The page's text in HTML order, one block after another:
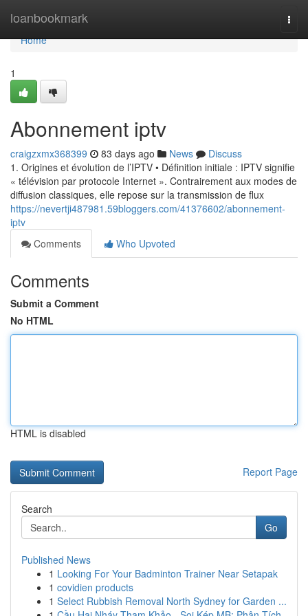
loanbookmark
Home
Home
1
Abonnement iptv
craigzxmx368399 83 days ago News
Discuss
1. Origines et évolution de l’IPTV • Définition initiale : IPTV signifie
« télévision par protocole Internet ». Contrairement aux modes de
diffusion classiques, elle repose sur la transmission de flux
https://nevertji487981.59bloggers.com/41376602/abonnement-
iptv
Comments
Who Upvoted
Comments
Submit a Comment
No HTML
HTML is disabled
Report Page
Search
Go
Published News
1 Looking For Your Badminton Trainer Near Setapak
1 covidien products
1 Select Rubbish Removal North Sydney for Garden ...